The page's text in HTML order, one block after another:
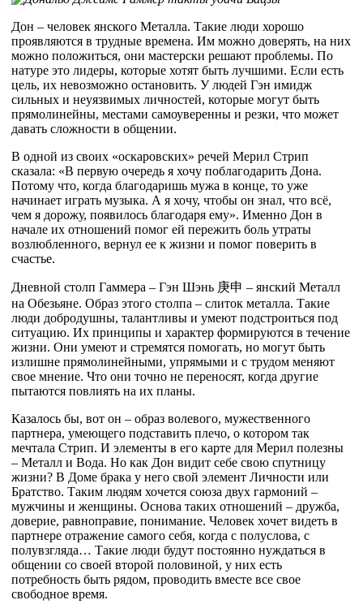
Дон – человек янского Металла. Такие люди хорошо
проявляются в трудные времена. Им можно доверять, на них
можно положиться, они мастерски решают проблемы. По
натуре это лидеры, которые хотят быть лучшими. Если есть
цель, их невозможно остановить. У людей Гэн имидж
сильных и неуязвимых личностей, которые могут быть
прямолинейны, местами самоуверенны и резки, что может
давать сложности в общении.
В одной из своих «оскаровских» речей Мерил Стрип
сказала: «В первую очередь я хочу поблагодарить Дона.
Потому что, когда благодаришь мужа в конце, то уже
начинает играть музыка. А я хочу, чтобы он знал, что всё,
чем я дорожу, появилось благодаря ему». Именно Дон в
начале их отношений помог ей пережить боль утраты
возлюбленного, вернул ее к жизни и помог поверить в
счастье.
Дневной столп Гаммера – Гэн Шэнь 庚申 – янский Металл
на Обезьяне. Образ этого столпа – слиток металла. Такие
люди добродушны, талантливы и умеют подстроиться под
ситуацию. Их принципы и характер формируются в течение
жизни. Они умеют и стремятся помогать, но могут быть
излишне прямолинейными, упрямыми и с трудом меняют
свое мнение. Что они точно не переносят, когда другие
пытаются повлиять на их планы.
Казалось бы, вот он – образ волевого, мужественного
партнера, умеющего подставить плечо, о котором так
мечтала Стрип. И элементы в его карте для Мерил полезны
– Металл и Вода. Но как Дон видит себе свою спутницу
жизни? В Доме брака у него свой элемент Личности или
Братство. Таким людям хочется союза двух гармоний –
мужчины и женщины. Основа таких отношений – дружба,
доверие, равноправие, понимание. Человек хочет видеть в
партнере отражение самого себя, когда с полуслова, с
полувзгляда… Такие люди будут постоянно нуждаться в
общении со своей второй половиной, у них есть
потребность быть рядом, проводить вместе все свое
свободное время.